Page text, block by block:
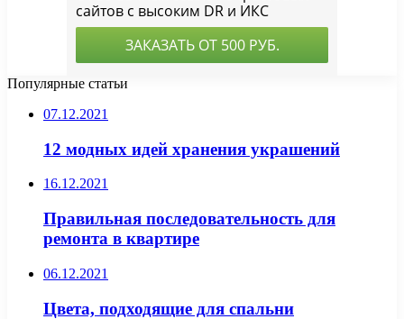
Популярные статьи
07.12.2021
12 модных идей хранения украшений
16.12.2021
Правильная последовательность для
ремонта в квартире
06.12.2021
Цвета, подходящие для спальни